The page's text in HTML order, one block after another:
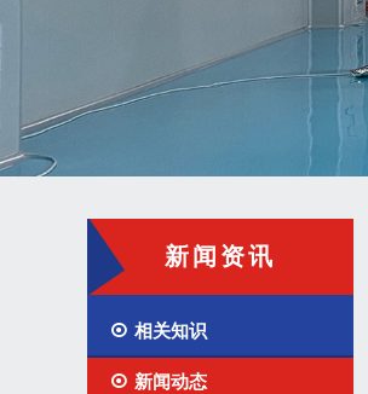
新闻资讯
 相关知识
 新闻动态